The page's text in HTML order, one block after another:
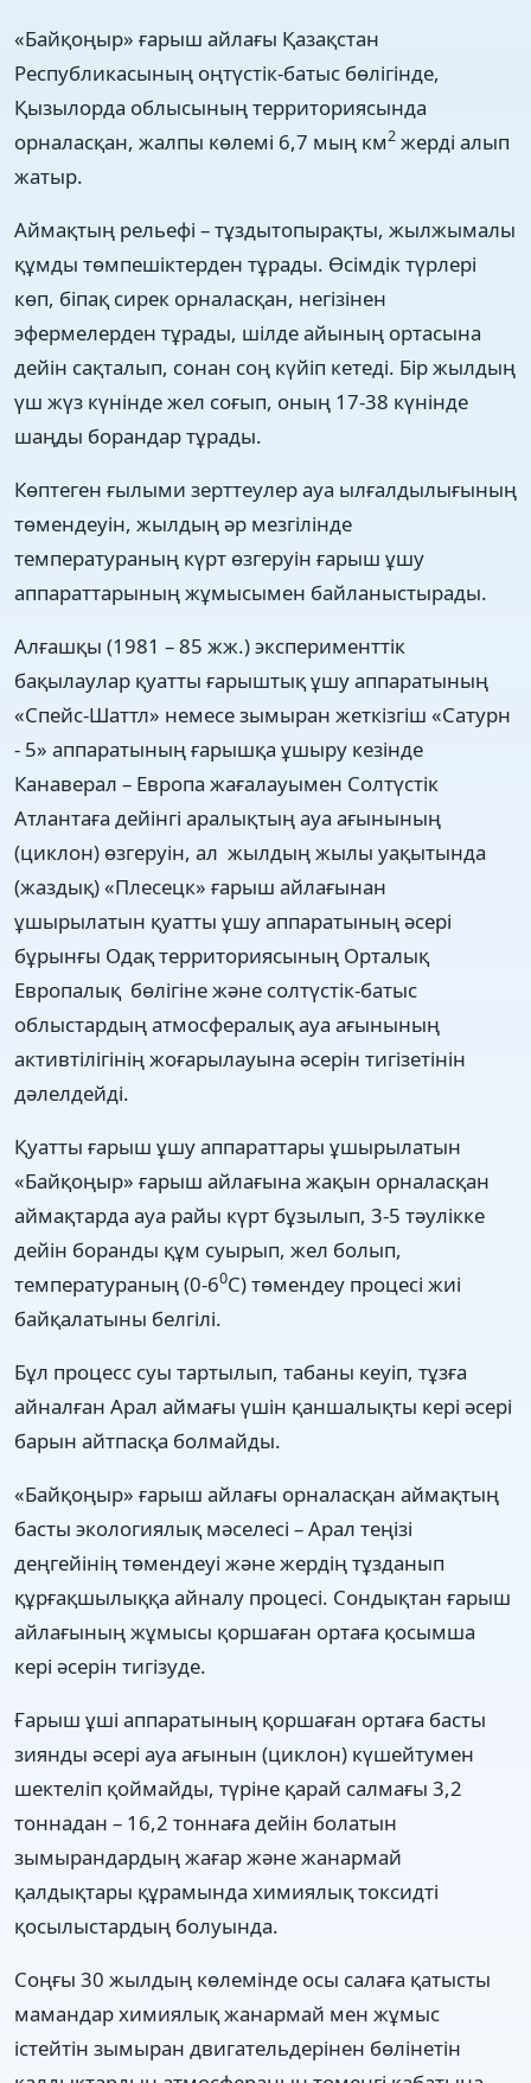
«Байқоңыр» ғарыш айлағы Қазақстан
Республикасының оңтүстік-батыс бөлігінде,
Қызылорда облысының территориясында
орналасқан, жалпы көлемі 6,7 мың км2 жерді алып
жатыр.
Аймақтың рельефі – тұздытопырақты, жылжымалы
құмды төмпешіктерден тұрады. Өсімдік түрлері
көп, біпақ сирек орналасқан, негізінен
эфермелерден тұрады, шілде айының ортасына
дейін сақталып, сонан соң күйіп кетеді. Бір жылдың
үш жүз күнінде жел соғып, оның 17-38 күнінде
шаңды борандар тұрады.
Көптеген ғылыми зерттеулер ауа ылғалдылығының
төмендеуін, жылдың әр мезгілінде
температураның күрт өзгеруін ғарыш ұшу
аппараттарының жұмысымен байланыстырады.
Алғашқы (1981 – 85 жж.) эксперименттік
бақылаулар қуатты ғарыштық ұшу аппаратының
«Спейс-Шаттл» немесе зымыран жеткізгіш «Сатурн
- 5» аппаратының ғарышқа ұшыру кезінде
Канаверал – Европа жағалауымен Солтүстік
Атлантаға дейінгі аралықтың ауа ағынының
(циклон) өзгеруін, ал жылдың жылы уақытында
(жаздық) «Плесецк» ғарыш айлағынан
ұшырылатын қуатты ұшу аппаратының әсері
бұрынғы Одақ территориясының Орталық
Европалық бөлігіне және солтүстік-батыс
облыстардың атмосфералық ауа ағынының
активтілігінің жоғарылауына әсерін тигізетінін
дәлелдейді.
Қуатты ғарыш ұшу аппараттары ұшырылатын
«Байқоңыр» ғарыш айлағына жақын орналасқан
аймақтарда ауа райы күрт бұзылып, 3-5 тәулікке
дейін боранды құм суырып, жел болып,
температураның (0-60С) төмендеу процесі жиі
байқалатыны белгілі.
Бұл процесс суы тартылып, табаны кеуіп, тұзға
айналған Арал аймағы үшін қаншалықты кері әсері
барын айтпасқа болмайды.
«Байқоңыр» ғарыш айлағы орналасқан аймақтың
басты экологиялық мәселесі – Арал теңізі
деңгейінің төмендеуі және жердің тұзданып
құрғақшылыққа айналу процесі. Сондықтан ғарыш
айлағының жұмысы қоршаған ортаға қосымша
кері әсерін тигізуде.
Ғарыш ұші аппаратының қоршаған ортаға басты
зиянды әсері ауа ағынын (циклон) күшейтумен
шектеліп қоймайды, түріне қарай салмағы 3,2
тоннадан – 16,2 тоннаға дейін болатын
зымырандардың жағар және жанармай
қалдықтары құрамында химиялық токсидті
қосылыстардың болуында.
Соңғы 30 жылдың көлемінде осы салаға қатысты
мамандар химиялық жанармай мен жұмыс
істейтін зымыран двигательдерінен бөлінетін